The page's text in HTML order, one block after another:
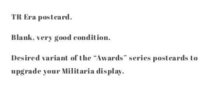
WAR
MERIT
CROSS
W/
SWORDS
POSTCARD
WAR
MERIT
CROSS
W/
SWORDS
POSTCARD
TR Era postcard.
Blank, very good condition.
Desired variant of the “Awards” series postcards to
upgrade your Militaria display.